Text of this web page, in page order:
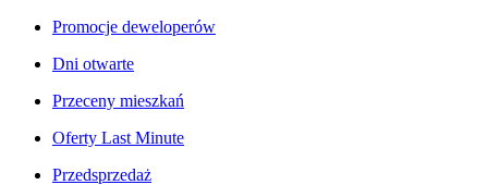
Promocje deweloperów
Dni otwarte
Przeceny mieszkań
Oferty Last Minute
Przedsprzedaż